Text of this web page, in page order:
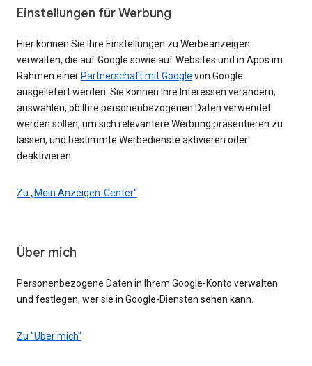
Einstellungen für Werbung
Hier können Sie Ihre Einstellungen zu Werbeanzeigen
verwalten, die auf Google sowie auf Websites und in Apps im
Rahmen einer Partnerschaft mit Google von Google
ausgeliefert werden. Sie können Ihre Interessen verändern,
auswählen, ob Ihre personenbezogenen Daten verwendet
werden sollen, um sich relevantere Werbung präsentieren zu
lassen, und bestimmte Werbedienste aktivieren oder
deaktivieren.
Zu „Mein Anzeigen-Center“
Über mich
Personenbezogene Daten in Ihrem Google-Konto verwalten
und festlegen, wer sie in Google-Diensten sehen kann.
Zu "Über mich"